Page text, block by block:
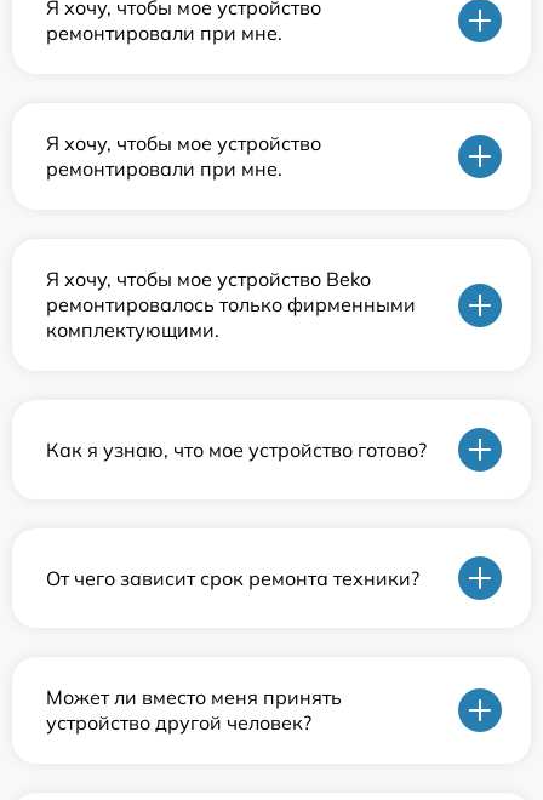
Я хочу, чтобы мое устройство
ремонтировали при мне.
Я хочу, чтобы мое устройство
ремонтировали при мне.
Я хочу, чтобы мое устройство Beko
ремонтировалось только фирменными
комплектующими.
Как я узнаю, что мое устройство готово?
От чего зависит срок ремонта техники?
Может ли вместо меня принять
устройство другой человек?